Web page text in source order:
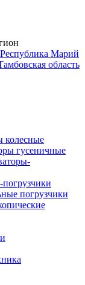
Республика Марий
область
колесные
гусеничные
погрузчики
погрузчики